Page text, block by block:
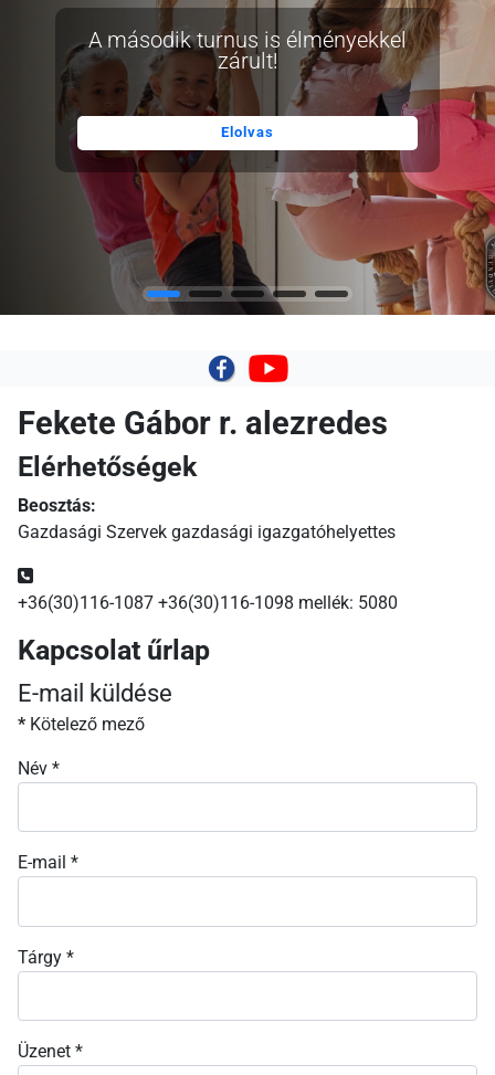
A második turnus is élményekkel
zárult!
Elolvas
Fekete Gábor r. alezredes
Elérhetőségek
Beosztás:
Gazdasági Szervek gazdasági igazgatóhelyettes
Telefonszám:
+36(30)116-1087 +36(30)116-1098 mellék: 5080
Kapcsolat űrlap
E-mail küldése
* Kötelező mező
Név *
E-mail *
Tárgy *
Üzenet *